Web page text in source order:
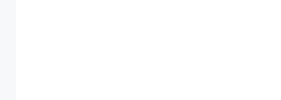
Découvrez
(1) Cochez cette option pour